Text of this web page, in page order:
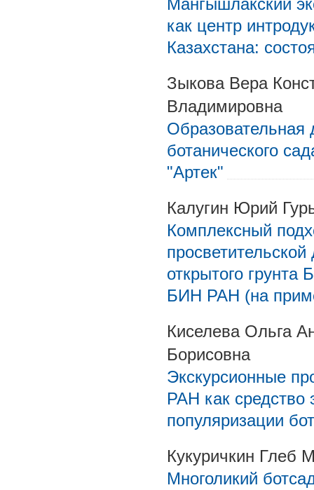
Мангышлакский
как центр
Казахстана:
Зыкова Вера
Владимировна
Образовательная
ботанического
"Артек"
Калугин Юрий
Комплексный
открытого грунта
БИН РАН (на
Киселева Ольга
Борисовна
Экскурсионные
РАН как средство
популяризации
Кукуричкин Глеб
Многоликий